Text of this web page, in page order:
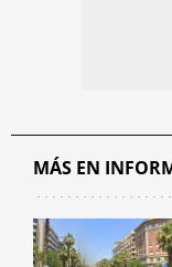
MÁS EN